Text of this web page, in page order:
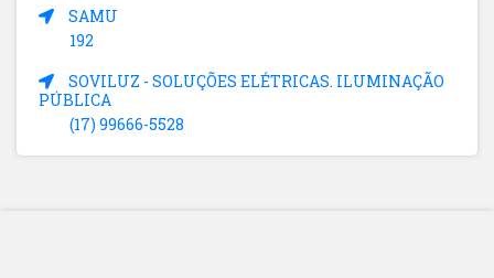
SAMU
192
SOVILUZ - SOLUÇÕES ELÉTRICAS. ILUMINAÇÃO
PÚBLICA
(17) 99666-5528